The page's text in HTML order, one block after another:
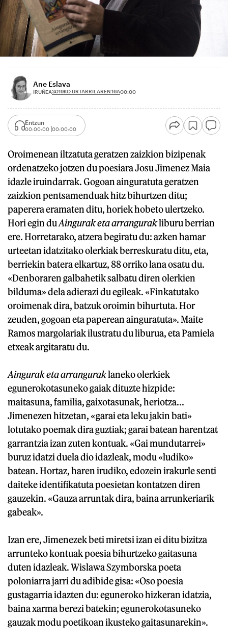
Ane Eslava
IRUÑEA2019KO URTARRILAREN 16A00:00
Entzun
00:00:00 00:00:00
Oroimenean iltzatuta geratzen zaizkion bizipenak
ordenatzeko jotzen du poesiara Josu Jimenez Maia
idazle iruindarrak. Gogoan ainguratuta geratzen
zaizkion pentsamenduak hitz bihurtzen ditu;
paperera eramaten ditu, horiek hobeto ulertzeko.
Hori egin duAingurak eta arrangurakliburu berrian
ere. Horretarako, atzera begiratu du: azken hamar
urteetan idatzitako olerkiak berreskuratu ditu, eta,
berriekin batera elkartuz, 88 orriko lana osatu du.
«Denboraren galbahetik salbatu diren olerkien
bilduma» dela adierazi du egileak. «Finkatutako
oroimenak dira, batzuk oroimin bihurtuta. Hor
zeuden, gogoan eta paperean ainguratuta». Maite
Ramos margolariak ilustratu du liburua, eta Pamiela
etxeak argitaratu du.
Aingurak eta arranguraklaneko olerkiek
egunerokotasuneko gaiak dituzte hizpide:
maitasuna, familia, gaixotasunak, heriotza...
Jimenezen hitzetan, «garai eta leku jakin bati»
lotutako poemak dira guztiak; garai batean harentzat
garrantzia izan zuten kontuak. «Gai mundutarrei»
buruz idatzi duela dio idazleak, modu «ludiko»
batean. Hortaz, haren irudiko, edozein irakurle senti
daiteke identifikatuta poesietan kontatzen diren
gauzekin. «Gauza arruntak dira, baina arrunkeriarik
gabeak».
Izan ere, Jimenezek beti miretsi izan ei ditu bizitza
arrunteko kontuak poesia bihurtzeko gaitasuna
duten idazleak. Wislawa Szymborska poeta
poloniarra jarri du adibide gisa: «Oso poesia
gustagarria idazten du: eguneroko hizkeran idatzia,
baina xarma berezi batekin; egunerokotasuneko
gauzak modu poetikoan ikusteko gaitasunarekin».